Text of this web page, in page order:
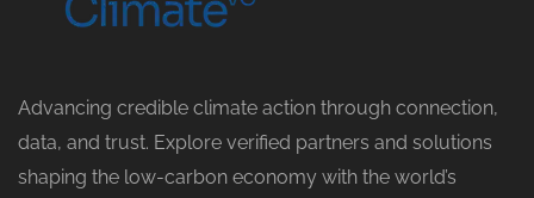
Advancing credible climate action through connection,
data, and trust. Explore verified partners and solutions
shaping the low-carbon economy with the world’s